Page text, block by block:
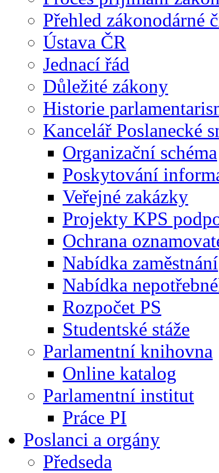
Přehled zákonodárné
Ústava ČR
Jednací řád
Důležité zákony
Historie
Kancelář Poslanecké
Organizační schéma
Poskytování
Veřejné zakázky
Projekty KPS
Ochrana
Nabídka zaměstnání
Nabídka
Rozpočet PS
Studentské stáže
Parlamentní knihovna
Online katalog
Parlamentní institut
Práce PI
Poslanci a orgány
Předseda